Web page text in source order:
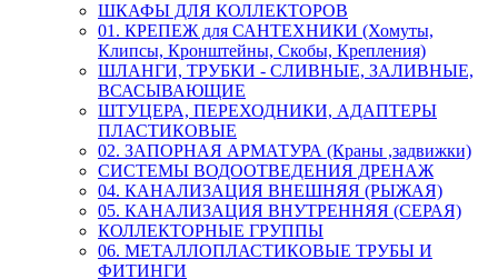
ШКАФЫ ДЛЯ КОЛЛЕКТОРОВ
01. КРЕПЕЖ для САНТЕХНИКИ (Хомуты,
Клипсы, Кронштейны, Скобы, Крепления)
ШЛАНГИ, ТРУБКИ - СЛИВНЫЕ, ЗАЛИВНЫЕ,
ВСАСЫВАЮЩИЕ
ШТУЦЕРА, ПЕРЕХОДНИКИ, АДАПТЕРЫ
ПЛАСТИКОВЫЕ
02. ЗАПОРНАЯ АРМАТУРА (Краны ,задвижки)
СИСТЕМЫ ВОДООТВЕДЕНИЯ ДРЕНАЖ
04. КАНАЛИЗАЦИЯ ВНЕШНЯЯ (РЫЖАЯ)
05. КАНАЛИЗАЦИЯ ВНУТРЕННЯЯ (СЕРАЯ)
КОЛЛЕКТОРНЫЕ ГРУППЫ
06. МЕТАЛЛОПЛАСТИКОВЫЕ ТРУБЫ И
ФИТИНГИ